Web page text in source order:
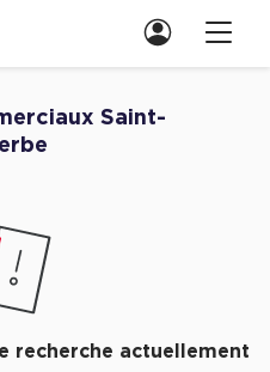
Nous contacter
Saint-
recherche actuellement